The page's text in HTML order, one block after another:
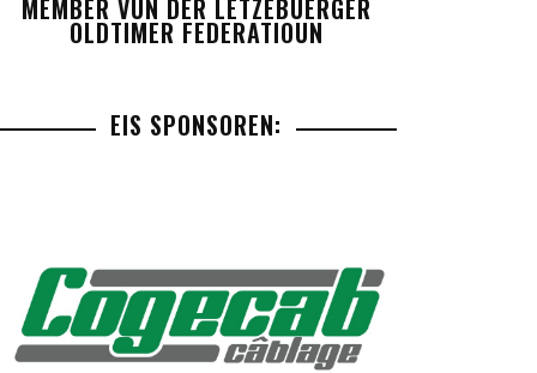
MEMBER VUN DER LETZEBUERGER
OLDTIMER FEDERATIOUN
EIS SPONSOREN: